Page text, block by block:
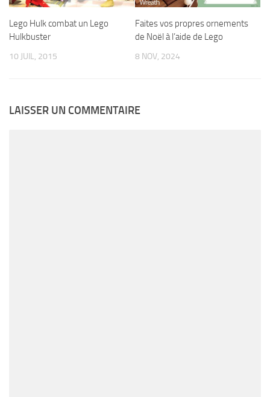
Lego Hulk combat un Lego
Hulkbuster
10 JUIL, 2015
Faites vos propres ornements
de Noël à l’aide de Lego
8 NOV, 2024
LAISSER UN COMMENTAIRE